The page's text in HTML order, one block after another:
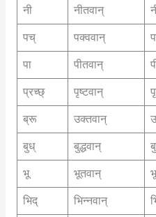
नी नीतवान्
पच् पक्ववान्
पा पीतवान्
प्रच्छ् पृष्टवान्
ब्रू उक्तवान्
बुध् बुद्धवान्
भू भूतवान्
भिद् भिन्नवान्